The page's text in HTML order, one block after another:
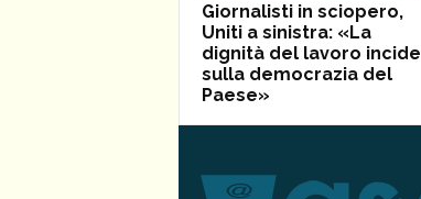
Giornalisti in sciopero,
Uniti a sinistra: «La
dignità del lavoro incide
sulla democrazia del
Paese»